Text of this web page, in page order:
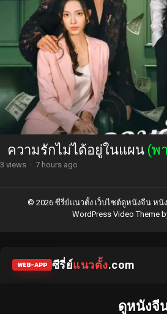
ความรักไม่ได้อยู่ในแผน (พ
3 views · 7 hours ago
© 2026 ซีรี่ย์แนวตั้ง เว็บไซต์ดูหนังจีน ห
WordPress Video Theme
WEB-APP ซีรี่ย์แนวตั้ง.com
ดูหนังจี